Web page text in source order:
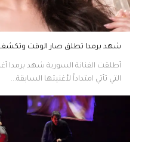
شهد برمدا تطلق صار الوقت وتكشف
أطلقت الفنانة السورية شهد برمدا
التي تأتي امتداداً لأغنيتها السابقة...